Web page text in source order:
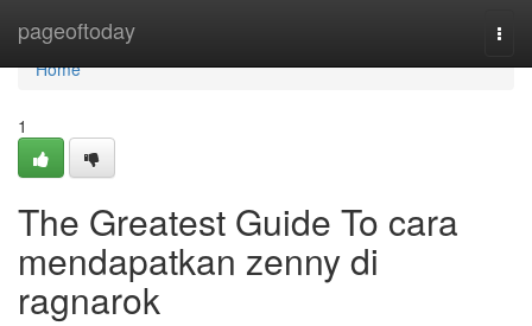
pageoftoday
Home
Home
1
The Greatest Guide To cara
mendapatkan zenny di
ragnarok